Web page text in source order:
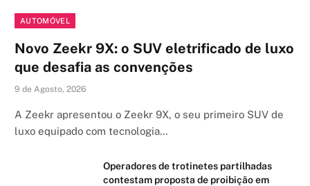
AUTOMÓVEL
Novo Zeekr 9X: o SUV eletrificado de luxo
que desafia as convenções
9 de Agosto, 2026
A Zeekr apresentou o Zeekr 9X, o seu primeiro SUV de
luxo equipado com tecnologia…
Operadores de trotinetes partilhadas
contestam proposta de proibição em